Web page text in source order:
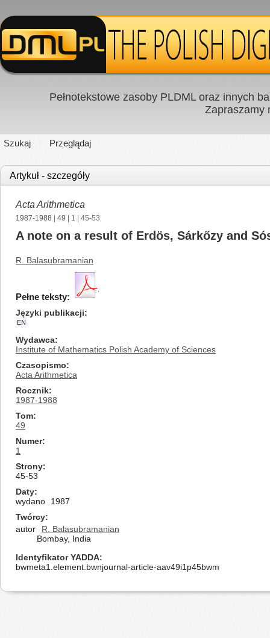
Pełnotekstowe zasoby PLDML oraz innych
Zapraszamy
Szukaj Przeglądaj
Artykuł - szczegóły
Acta Arithmetica
1987-1988 49 1 | 45-53
A note on a result of Erdös, Sárkőzy and
R. Balasubramanian
Pełne teksty:
Języki publikacji
EN
Wydawca
Institute of Mathematics Polish Academy of Sciences
Czasopismo
Acta Arithmetica
Rocznik
1987-1988
Tom
49
Numer
1
Strony
45-53
Daty
wydano
1987
Twórcy
autor
R. Balasubramanian
Bombay, India
Identyfikator YADDA
bwmeta1.element.bwnjournal-article-aav49i1p45bwm